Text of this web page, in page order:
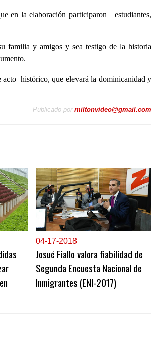
en la elaboración participaron estudiantes,
familia y amigos y sea testigo de la historia
histórico, que elevará la dominicanidad y
Publicado por miltonvideo@gmail.com
04-17-2018
Josué Fiallo valora fiabilidad de
Segunda Encuesta Nacional de
Inmigrantes (ENI-2017)